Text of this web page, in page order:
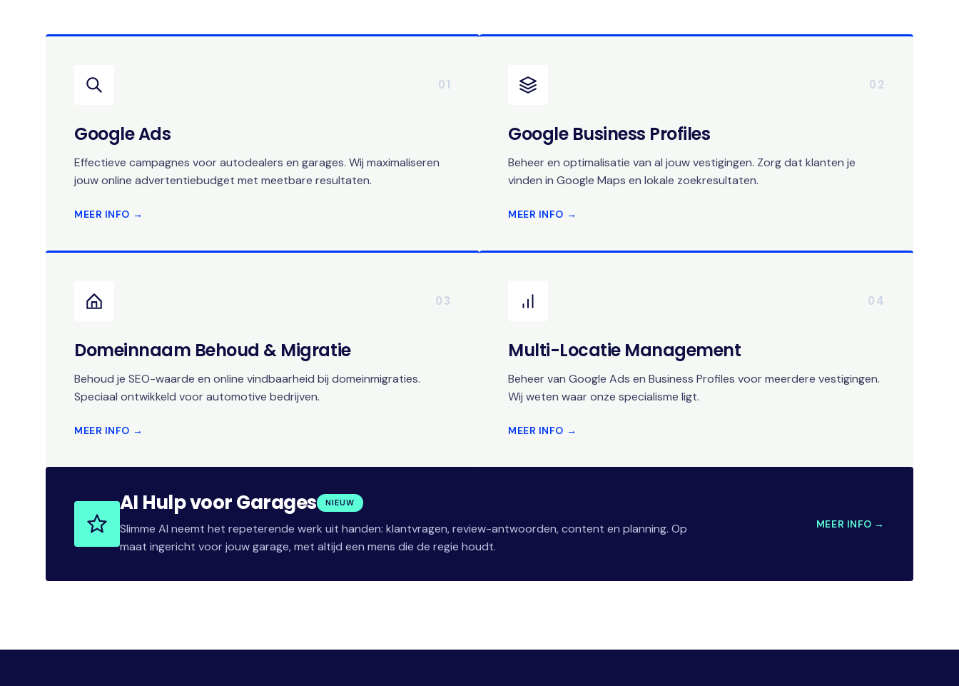
01
Google Ads
Effectieve campagnes voor autodealers en garages. Wij maximaliseren
jouw online advertentiebudget met meetbare resultaten.
MEER INFO →
02
Google Business Profiles
Beheer en optimalisatie van al jouw vestigingen. Zorg dat klanten je
vinden in Google Maps en lokale zoekresultaten.
MEER INFO →
03
Domeinnaam Behoud & Migratie
Behoud je SEO-waarde en online vindbaarheid bij domeinmigraties.
Speciaal ontwikkeld voor automotive bedrijven.
MEER INFO →
04
Multi-Locatie Management
Beheer van Google Ads en Business Profiles voor meerdere vestigingen.
Wij weten waar onze specialisme ligt.
MEER INFO →
AI Hulp voor Garages NIEUW
Slimme AI neemt het repeterende werk uit handen: klantvragen, review-antwoorden, content en planning. Op
maat ingericht voor jouw garage, met altijd een mens die de regie houdt.
MEER INFO →